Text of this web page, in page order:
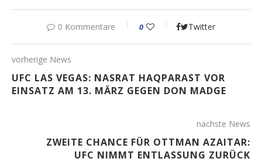
0 Kommentare 0 Twitter
vorherige News
UFC LAS VEGAS: NASRAT HAQPARAST VOR
EINSATZ AM 13. MÄRZ GEGEN DON MADGE
nächste News
ZWEITE CHANCE FÜR OTTMAN AZAITAR:
UFC NIMMT ENTLASSUNG ZURÜCK